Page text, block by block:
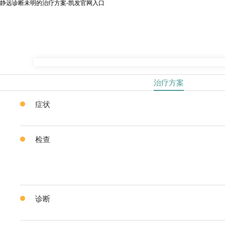
静远诊断未明的治疗方案-凯发官网入口
治疗方案
症状
检查
诊断